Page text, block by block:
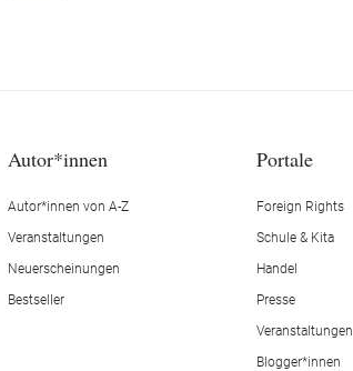
Autor*innen
Autor*innen von A-Z
Veranstaltungen
Neuerscheinungen
Bestseller
Portale
Foreign Rights
Schule & Kita
Handel
Presse
Veranstaltungen
Blogger*innen